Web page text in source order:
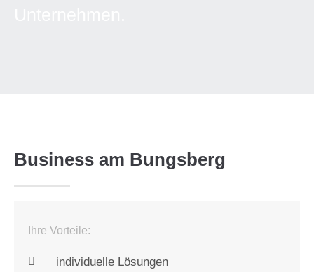
Business am Bungsberg
Ihre Vorteile:
individuelle Lösungen